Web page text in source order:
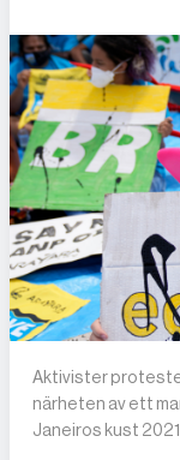
Aktivister
närheten av ett
Janeiros kust